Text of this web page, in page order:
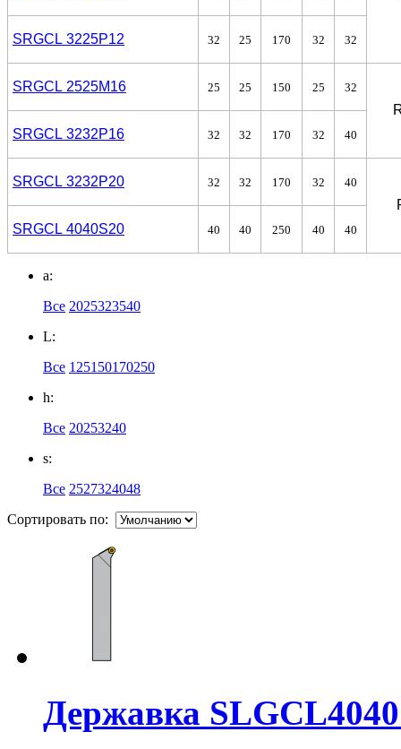
SRGCL 3225P12 32 25 170 32 32
SRGCL 2525M16 25 25 150 25 32
SRGCL 3232P16
32 32 170 32 40
SRGCL 3232P20 32 32 170 32 40
SRGCL 4040S20
40 40 250 40 40
a:
Все 2025323540
L:
Все 125150170250
h:
Все 20253240
s:
Все 2527324048
Сортировать по:
Державка